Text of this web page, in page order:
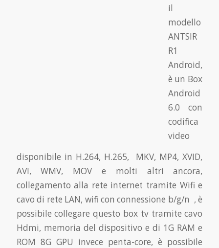
il
modello
ANTSIR
R1
Android,
è un Box
Android
6.0 con
codifica
video
disponibile in H.264, H.265, MKV, MP4, XVID,
AVI, WMV, MOV e molti altri ancora,
collegamento alla rete internet tramite Wifi e
cavo di rete LAN, wifi con connessione b/g/n , è
possibile collegare questo box tv tramite cavo
Hdmi, memoria del dispositivo e di 1G RAM e
ROM 8G GPU invece penta-core, è possibile